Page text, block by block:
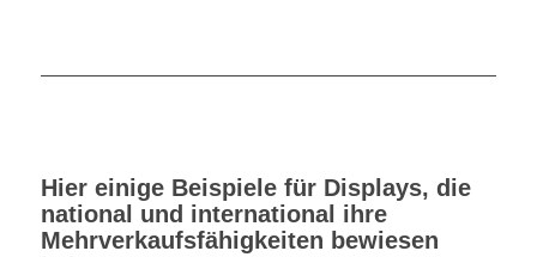
Hier einige Beispiele für Displays, die
national und international ihre
Mehrverkaufsfähigkeiten bewiesen